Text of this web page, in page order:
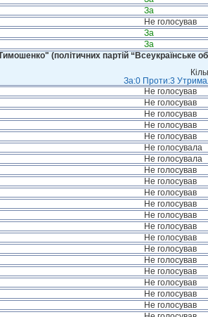
За
Не голосував
За
За
(політичних партій “Всеукраїнське
За:0 Проти:3
Не голосував
Не голосував
Не голосував
Не голосував
Не голосував
Не голосувала
Не голосувала
Не голосував
Не голосував
Не голосував
Не голосував
Не голосував
Не голосував
Не голосував
Не голосував
Не голосував
Не голосував
Не голосував
Не голосував
Не голосував